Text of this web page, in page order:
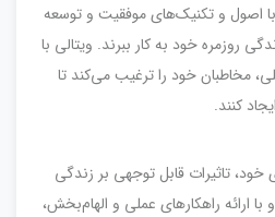
اصول و تکنیک‌های موفقیت و توسعه
روزمره خود به کار ببرند. ویتالی با
مخاطبان خود را ترغیب می‌کند تا
کنند.
خود، تاثیرات قابل توجهی بر زندگی
ارائه راهکارهای عملی و الهام‌بخش،